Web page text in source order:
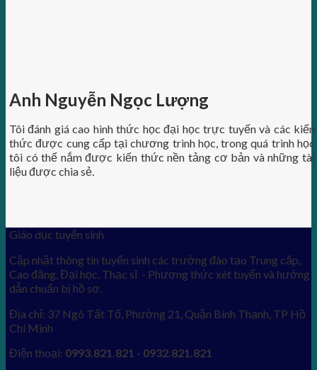
Anh Nguyễn Ngọc Lượng
Tôi đánh giá cao hình thức học đại học trực tuyến và các kiến
thức được cung cấp tại chương trình học, trong quá trình học
tôi có thể nắm được kiến thức nền tảng cơ bản và những tài
liệu được chia sẻ.
Giáo dục tuyển sinh
Cập nhật thông tin tuyển sinh các trường đào tạo Trung cấp,
Cao đăng, Đại học, Thạc sĩ - Phương thức xét tuyển và hướng
dẫn chuẩn bị hồ sơ.
Địa chỉ: 37 Ngô Tất Tố, Phường 21, Quận Bình Thạnh, TP Hồ
Chí Minh
Điện thoại: 0993.821.821 - 0932.821.821